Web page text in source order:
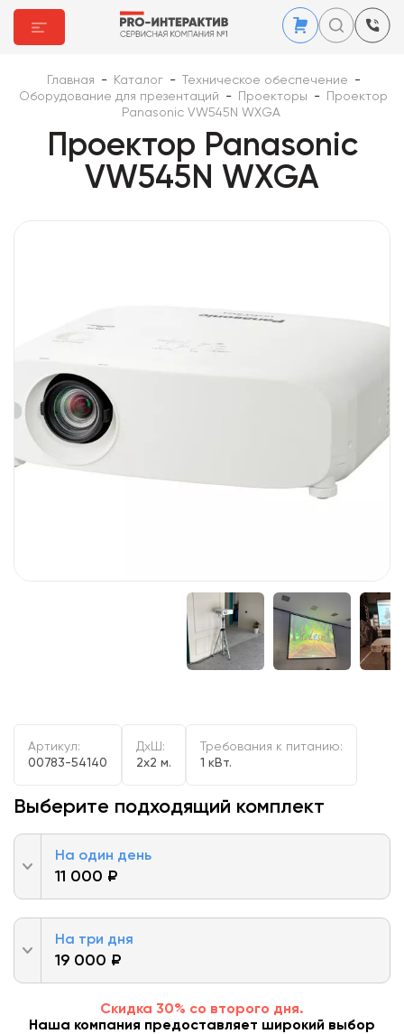
Главная - Каталог - Техническое обеспечение
-
Оборудование для презентаций
- Проекторы -
Проектор
Panasonic VW545N WXGA
Проектор Panasonic
VW545N WXGA
Артикул:
00783-54140
ДxШ:
2x2 м.
Требования к питанию:
1 кВт.
Выберите подходящий комплект
На один день
11 000 ₽
На три дня
19 000 ₽
Скидка 30% со второго дня.
Наша компания предоставляет широкий выбор